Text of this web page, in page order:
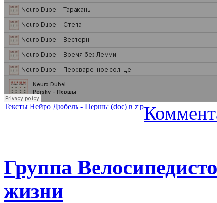
Тексты Нейро Дюбель - Першы (doc) в zip
Группа
жизни